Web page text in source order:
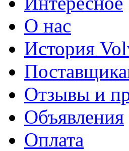
О нас
История
Отзывы и
Объявления
Оплата